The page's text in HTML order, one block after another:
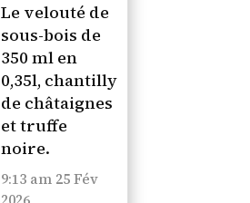
Le velouté de
sous-bois de
350 ml en
0,35l, chantilly
de châtaignes
et truffe
noire.
9:13 am 25 Fév